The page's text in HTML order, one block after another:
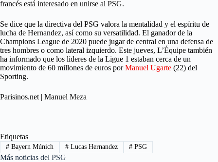
francés está interesado en unirse al PSG.
Se dice que la directiva del PSG valora la mentalidad y el espíritu de
lucha de Hernandez, así como su versatilidad. El ganador de la
Champions League de 2020 puede jugar de central en una defensa de
tres hombres o como lateral izquierdo. Este jueves, L’Équipe también
ha informado que los líderes de la Ligue 1 estaban cerca de un
movimiento de 60 millones de euros porManuel Ugarte (22) del
Sporting.
Parisinos.net | Manuel Meza
Etiquetas
#Bayern Múnich #Lucas Hernandez # PSG
Más noticias del PSG